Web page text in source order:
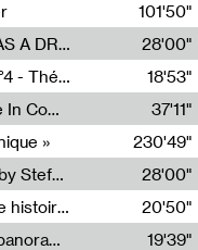
101'50"
Radia Show #1099: TEA FM LORCA AS A DREAM
28'00"
Mimésis : MATERIA PRIMA # étude n°4 - Théâtre de l’Aquarium
18'53"
Ok Deluxe (full album) - I Don't Believe In Computing
37'11"
»
230'49"
Radia Show #1098: Radio Tecnicolor by Stefan Nussbaumer & Georg Zichy (Radio Orange 94.0)
28'00"
Mémoires en Creux #2 : Archive d'une histoire artistique
20'50"
Mémoires en Creux #1 : Contexte et panorama
19'39"